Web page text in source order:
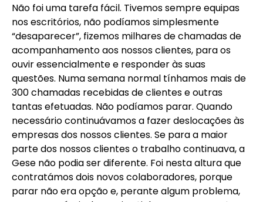
Não foi uma tarefa fácil. Tivemos sempre equipas
nos escritórios, não podíamos simplesmente
“desaparecer”, fizemos milhares de chamadas de
acompanhamento aos nossos clientes, para os
ouvir essencialmente e responder às suas
questões. Numa semana normal tínhamos mais de
300 chamadas recebidas de clientes e outras
tantas efetuadas. Não podíamos parar. Quando
necessário continuávamos a fazer deslocações às
empresas dos nossos clientes. Se para a maior
parte dos nossos clientes o trabalho continuava, a
Gese não podia ser diferente. Foi nesta altura que
contratámos dois novos colaboradores, porque
parar não era opção e, perante algum problema,